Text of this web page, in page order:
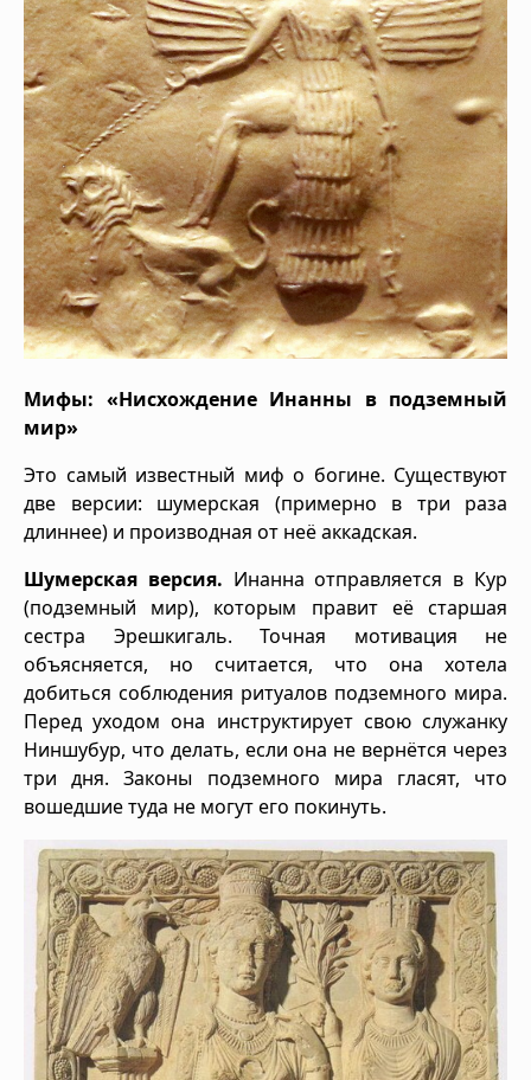
Мифы: «Нисхождение Инанны в подземный
мир»
Это самый известный миф о богине. Существуют
две версии: шумерская (примерно в три раза
длиннее) и производная от неё аккадская.
Шумерская версия. Инанна отправляется в Кур
(подземный мир), которым правит её старшая
сестра Эрешкигаль. Точная мотивация не
объясняется, но считается, что она хотела
добиться соблюдения ритуалов подземного мира.
Перед уходом она инструктирует свою служанку
Ниншубур, что делать, если она не вернётся через
три дня. Законы подземного мира гласят, что
вошедшие туда не могут его покинуть.